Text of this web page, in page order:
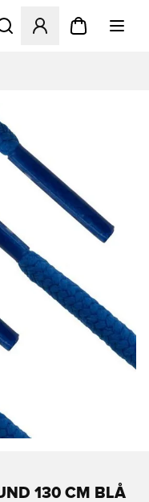
en Modal til at
130 CM BLÅ